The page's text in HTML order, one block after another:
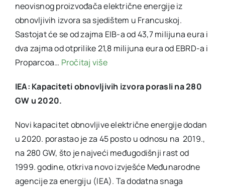
neovisnog proizvođača električne energije iz
obnovljivih izvora sa sjedištem u Francuskoj.
Sastojat će se od zajma EIB-a od 43,7 milijuna eura i
dva zajma od otprilike 21,8 milijuna eura od EBRD-a i
Proparcoa… Pročitaj više
IEA: Kapaciteti obnovljivih izvora porasli na 280
GW u 2020.
Novi kapacitet obnovljive električne energije dodan
u 2020. porastao je za 45 posto u odnosu na 2019.,
na 280 GW, što je najveći međugodišnji rast od
1999. godine, otkriva novo izvješće Međunarodne
agencije za energiju (IEA). Ta dodatna snaga